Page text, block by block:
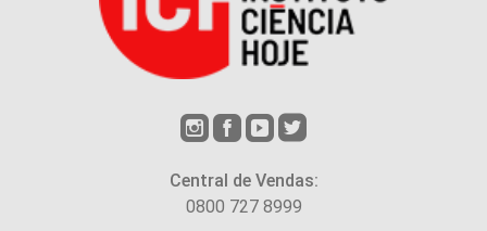
Central de Vendas:
0800 727 8999